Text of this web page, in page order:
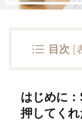
目次 [
はじめに
押してく